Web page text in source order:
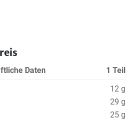
Daten
1 Teil
12 g
29 g
25 g